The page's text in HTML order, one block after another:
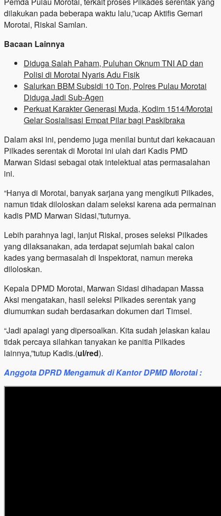
dilakukan pada beberapa waktu lalu,”ucap Aktifis Gemari
Morotai, Riskal Samlan.
Bacaan Lainnya
Diduga Salah Paham, Puluhan Oknum TNI AD dan
Polisi di Morotai Nyaris Adu Fisik
Salurkan BBM Subsidi 10 Ton, Polres Pulau Morotai
Diduga Jadi Sub-Agen
Perkuat Karakter Generasi Muda, Kodim 1514/Morotai
Gelar Sosialisasi Empat Pilar bagi Paskibraka
Dalam aksi ini, pendemo juga menilai buntut dari kekacauan
Pilkades serentak di Morotai ini ulah dari Kadis PMD
Marwan Sidasi sebagai otak intelektual atas permasalahan
ini.
“Hanya di Morotai, banyak sarjana yang mengikuti Pilkades,
namun tidak diloloskan dalam seleksi karena ada permainan
kadis PMD Marwan Sidasi,”tuturnya.
Lebih parahnya lagi, lanjut Riskal, proses seleksi Pilkades
yang dilaksanakan, ada terdapat sejumlah bakal calon
kades yang bermasalah di Inspektorat, namun mereka
diloloskan.
Kepala DPMD Morotai, Marwan Sidasi dihadapan Massa
Aksi mengatakan, hasil seleksi Pilkades serentak yang
diumumkan sudah berdasarkan dokumen dari Timsel.
“Jadi apalagi yang dipersoalkan. Kita sudah jelaskan kalau
tidak percaya silahkan tanyakan ke panitia Pilkades
lainnya,”tutup Kadis.(ul/red).
Anggota DPRD Mengamuk di Kantor DPMD Morotai :